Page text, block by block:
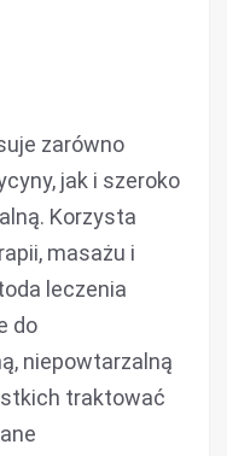
zarówno
jak i szeroko
Korzysta
masażu i
leczenia
do
niepowtarzalną
traktować